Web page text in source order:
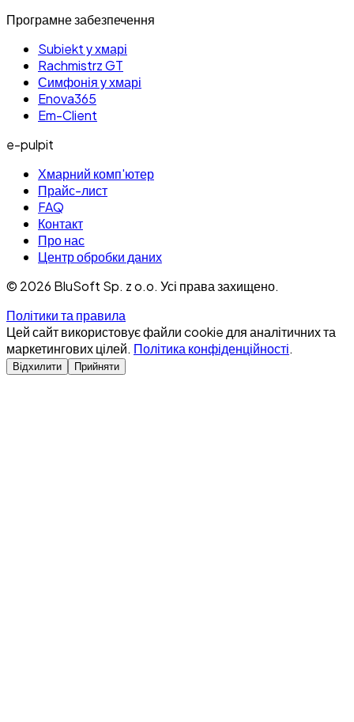
Програмне забезпечення
Subiekt у хмарі
Rachmistrz GT
Симфонія у хмарі
Enova365
Em-Client
e-pulpit
Хмарний комп'ютер
Прайс-лист
FAQ
Контакт
Про нас
Центр обробки даних
© 2026 BluSoft Sp. z o.o. Усі права захищено.
Політики та правила
Цей сайт використовує файли cookie для аналітичних та
маркетингових цілей. Політика конфіденційності.
Відхилити Прийняти